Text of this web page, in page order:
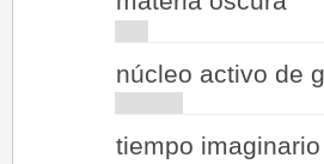
núcleo activo de
tiempo imaginario